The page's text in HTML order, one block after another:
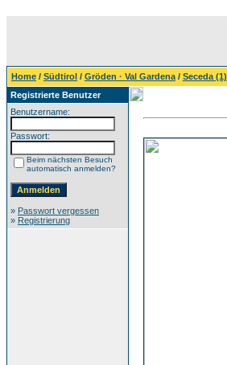
Home / Südtirol / Gröden · Val Gardena / Seceda (1)
Registrierte Benutzer
Benutzername:
Passwort:
Beim nächsten Besuch
automatisch anmelden?
» Passwort vergessen
» Registrierung